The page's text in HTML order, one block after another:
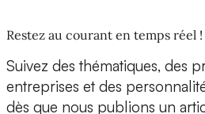
Restez au courant en temps réel !
Suivez des thématiques, des
entreprises et des
dès que nous publions un